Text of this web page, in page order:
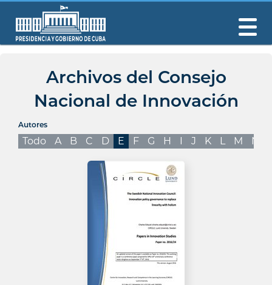
Archivos del Consejo
Nacional de Innovación
Autores
Todo A B C D E F G H I J K L M N